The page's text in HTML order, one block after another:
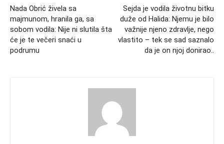
Nada Obrić živela sa
majmunom, hranila ga, sa
sobom vodila: Nije ni slutila šta
će je te večeri snaći u
podrumu
Sejda je vodila životnu bitku
duže od Halida: Njemu je bilo
važnije njeno zdravlje, nego
vlastito – tek se sad saznalo
da je on njoj donirao..